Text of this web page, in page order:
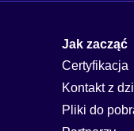
Jak zacząć
Certyfikacja
Kontakt z
Pliki do